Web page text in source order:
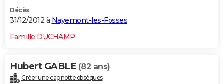
Décès
31/12/2012 à Nayemont-les-Fosses
Famille DUCHAMP
Hubert GABLE (82 ans)
Créer une cagnotte obsèques